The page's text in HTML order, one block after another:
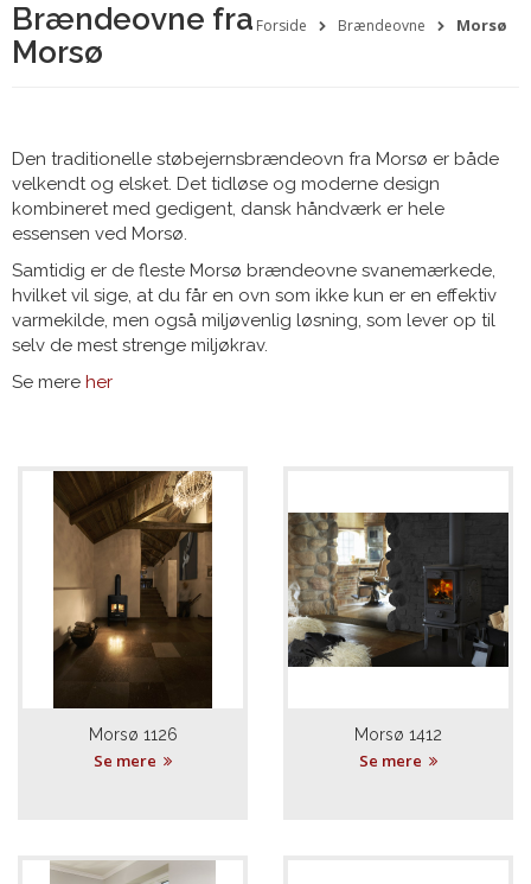
Forside Brændeovne Morsø
Brændeovne fra
Morsø
Den traditionelle støbejernsbrændeovn fra Morsø er både
velkendt og elsket. Det tidløse og moderne design
kombineret med gedigent, dansk håndværk er hele
essensen ved Morsø.
Samtidig er de fleste Morsø brændeovne svanemærkede,
hvilket vil sige, at du får en ovn som ikke kun er en effektiv
varmekilde, men også miljøvenlig løsning, som lever op til
selv de mest strenge miljøkrav.
Se mere her
Morsø 1126
Se mere
Morsø 1412
Se mere